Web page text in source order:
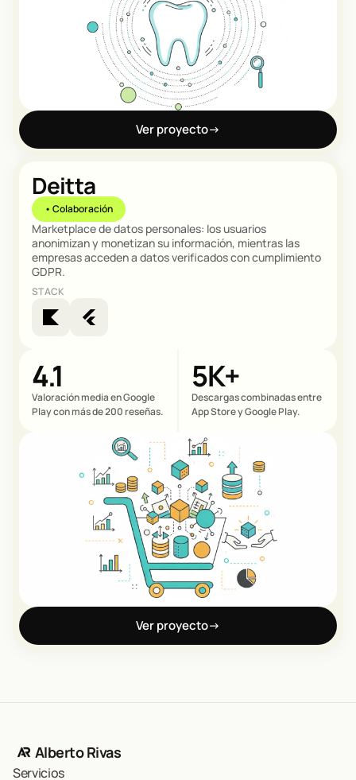
Ver proyecto→
Deitta
• Colaboración
Marketplace de datos personales: los usuarios
anonimizan y monetizan su información, mientras las
empresas acceden a datos verificados con cumplimiento
GDPR.
STACK
4.1
Valoración media en Google
Play con más de 200 reseñas.
5K+
Descargas combinadas entre
App Store y Google Play.
Ver proyecto→
Alberto Rivas
Servicios